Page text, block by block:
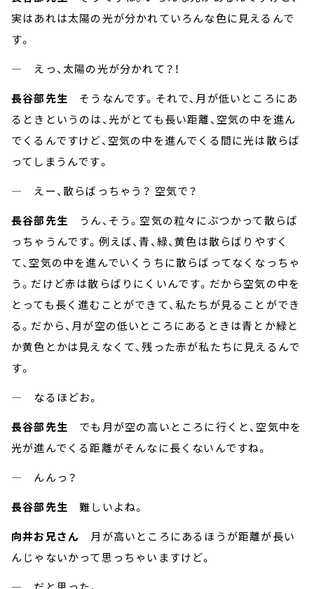
実はあれは太陽の光が分かれていろんな色に見えるんで
す。
― えっ、太陽の光が分かれて？！
長谷部先生 そうなんです。それで、月が低いところにあ
るときというのは、光がとても長い距離、空気の中を進ん
でくるんですけど、空気の中を進んでくる間に光は散らば
ってしまうんです。
― えー、散らばっちゃう？ 空気で？
長谷部先生 うん、そう。空気の粒々にぶつかって散らば
っちゃうんです。例えば、青、緑、黄色は散らばりやすく
て、空気の中を進んでいくうちに散らばってなくなっちゃ
う。だけど赤は散らばりにくいんです。だから空気の中を
とっても長く進むことができて、私たちが見ることができ
る。だから、月が空の低いところにあるときは青とか緑と
か黄色とかは見えなくて、残った赤が私たちに見えるんで
す。
― なるほどお。
長谷部先生 でも月が空の高いところに行くと、空気中を
光が進んでくる距離がそんなに長くないんですね。
― んんっ？
長谷部先生 難しいよね。
向井お兄さん
月が高いところにあるほうが距離が長い
んじゃないかって思っちゃいますけど。